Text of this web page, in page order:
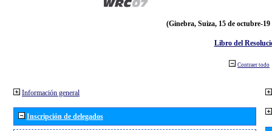
(Ginebra, Suiza, 15 de octubre-19
Libro del
Contraer todo
Información general
Inscripción de delegados